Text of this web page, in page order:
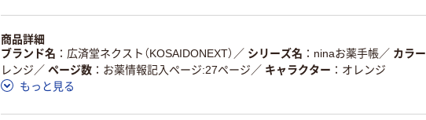
商品詳細
ブランド名
広済堂ネクスト（KOSAIDONEXT） ／ シリーズ名 ninaお薬手帳／ カラー
レンジ ／ ページ数 お薬情報記入ページ:27ページ ／ キャラクター
オレンジ
もっと見る